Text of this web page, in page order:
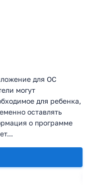
для ОС
могут
для ребенка,
оставлять
о программе